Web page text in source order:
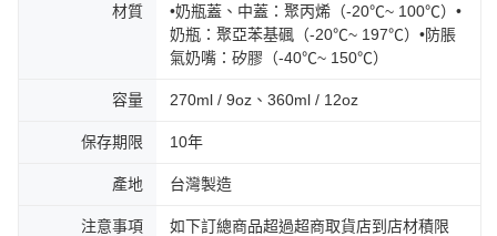
材質
•奶瓶蓋、中蓋：聚丙烯（-20℃~ 100℃）•
奶瓶：聚亞苯基碸（-20℃~ 197℃）•防脹
氣奶嘴：矽膠（-40℃~ 150℃）
容量 270ml / 9oz、360ml / 12oz
保存期限 10年
產地 台灣製造
注意事項
如下訂總商品超過超商取貨店到店材積限